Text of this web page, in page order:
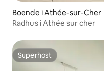
Boende i Athée-sur-Cher
Radhus i Athée sur cher
Superhost
Superhost